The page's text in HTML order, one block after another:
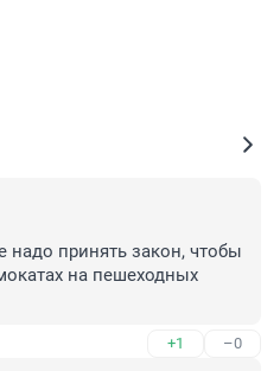
принять закон, чтобы
на пешеходных
+1 –0